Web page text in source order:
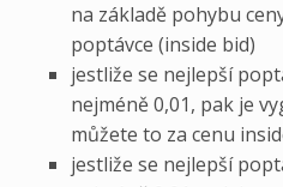
na základě pohybu
poptávce (inside bid)
jestliže se nejlepší
nejméně 0,01, pak je
můžete to za cenu
jestliže se nejlepší